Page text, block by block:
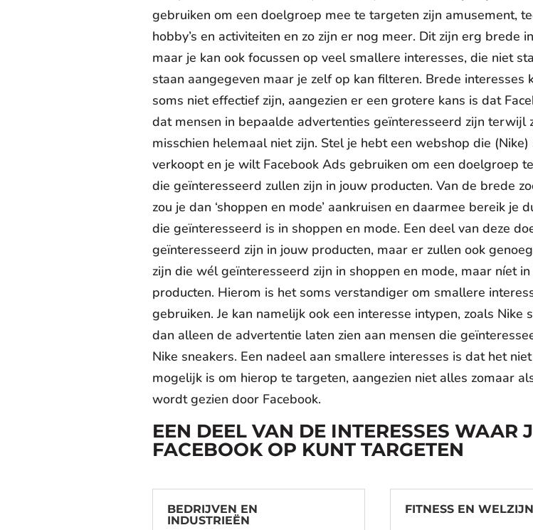
gebruiken om een doelgroep mee te targeten zijn amusement,
hobby’s en activiteiten en zo zijn er nog meer. Dit zijn erg brede
maar je kan ook focussen op veel smallere interesses, die niet
staan aangegeven maar je zelf op kan filteren. Brede interesses
soms niet effectief zijn, aangezien er een grotere kans is dat
dat mensen in bepaalde advertenties geïnteresseerd zijn terwijl
misschien helemaal niet zijn. Stel je hebt een webshop die (Nike)
verkoopt en je wilt Facebook Ads gebruiken om een doelgroep
die geïnteresseerd zullen zijn in jouw producten. Van de brede
zou je dan ‘shoppen en mode’ aankruisen en daarmee bereik je
die geïnteresseerd is in shoppen en mode. Een deel van deze
geïnteresseerd zijn in jouw producten, maar er zullen ook
zijn die wél geïnteresseerd zijn in shoppen en mode, maar níet
producten. Hierom is het soms verstandiger om smallere
gebruiken. Je kan namelijk ook een interesse intypen, zoals Nike
dan alleen de advertentie laten zien aan mensen die
Nike sneakers. Een nadeel aan smallere interesses is dat het
mogelijk is om hierop te targeten, aangezien niet alles zomaar
wordt gezien door Facebook.
EEN DEEL VAN DE INTERESSES WAAR
FACEBOOK OP KUNT TARGETEN
BEDRIJVEN EN
INDUSTRIEËN
FITNESS EN WELZIJN